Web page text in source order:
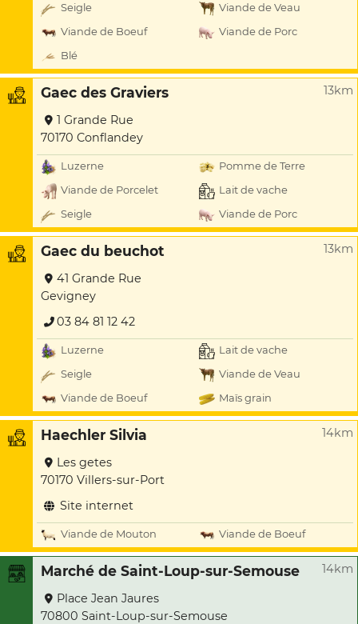
Seigle
Viande de Veau
Viande de Boeuf
Viande de Porc
Blé
Gaec des Graviers 13km
1 Grande Rue
70170 Conflandey
Luzerne
Pomme de Terre
Viande de Porcelet
Lait de vache
Seigle
Viande de Porc
Gaec du beuchot 13km
41 Grande Rue
Gevigney
03 84 81 12 42
Luzerne
Lait de vache
Seigle
Viande de Veau
Viande de Boeuf
Maïs grain
Haechler Silvia 14km
Les getes
70170 Villers-sur-Port
Site internet
Viande de Mouton Viande de Boeuf
Marché de Saint-Loup-sur-Semouse 14km
Place Jean Jaures
70800 Saint-Loup-sur-Semouse